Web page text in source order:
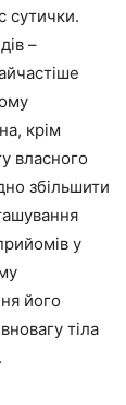
сутички.
–
крім
власного
збільшити
у
його
тіла